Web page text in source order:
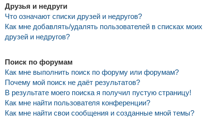
Друзья и недруги
Что означают списки друзей и недругов?
Как мне добавлять/удалять пользователей в списках моих
друзей и недругов?
Поиск по форумам
Как мне выполнить поиск по форуму или форумам?
Почему мой поиск не даёт результатов?
В результате моего поиска я получил пустую страницу!
Как мне найти пользователя конференции?
Как мне найти свои сообщения и созданные мной темы?